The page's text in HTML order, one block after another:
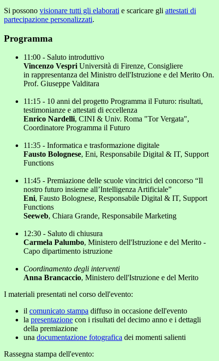
Si possono visionare tutti gli elaborati e scaricare gli attestati di
partecipazione personalizzati.
Programma
11:00 - Saluto introduttivo
Vincenzo VespriUniversità di Firenze, Consigliere
in rappresentanza del Ministro dell'Istruzione e del Merito On.
Prof. Giuseppe Valditara
11:15 - 10 anni del progetto Programma il Futuro: risultati,
testimonianze e attestati di eccellenza
Enrico Nardelli, CINI & Univ. Roma "Tor Vergata",
Coordinatore Programma il Futuro
11:35 - Informatica e trasformazione digitale
Fausto Bolognese, Eni, Responsabile Digital & IT, Support
Functions
11:45 - Premiazione delle scuole vincitrici del concorso “Il
nostro futuro insieme all’Intelligenza Artificiale”
Eni, Fausto Bolognese, Responsabile Digital & IT, Support
Functions
Seeweb, Chiara Grande, Responsabile Marketing
12:30 - Saluto di chiusura
Carmela Palumbo, Ministero dell'Istruzione e del Merito -
Capo dipartimento istruzione
Coordinamento degli interventi
Anna Brancaccio, Ministero dell'Istruzione e del Merito
I materiali presentati nel corso dell'evento:
il comunicato stampa diffuso in occasione dell'evento
la presentazione con i risultati del decimo anno e i dettagli
della premiazione
una documentazione fotografica dei momenti salienti
Rassegna stampa dell'evento: